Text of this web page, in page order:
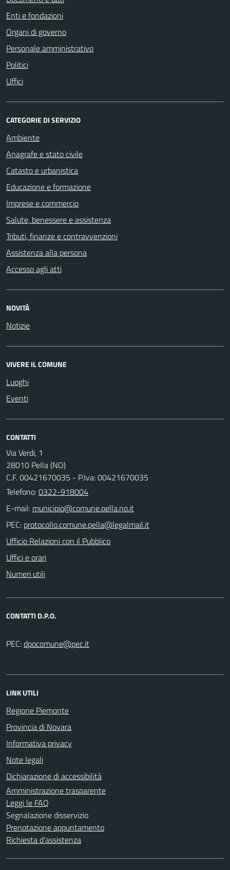
Enti e fondazioni
Organi di governo
Personale amministrativo
Politici
Uffici
CATEGORIE DI SERVIZIO
Ambiente
Anagrafe e stato civile
Catasto e urbanistica
Educazione e formazione
Imprese e commercio
Salute, benessere e assistenza
Tributi, finanze e contravvenzioni
Assistenza alla persona
Accesso agli atti
NOVITÀ
Notizie
VIVERE IL COMUNE
Luoghi
Eventi
CONTATTI
Via Verdi, 1
28010 Pella (NO)
C.F. 00421670035 - P.Iva: 00421670035
Telefono:0322-918004
E-mail:
PEC:
Ufficio Relazioni con il Pubblico
Uffici e orari
Numeri utili
CONTATTI D.P.O.
PEC:
LINK UTILI
Regione Piemonte
Provincia di Novara
Informativa privacy
Note legali
Dichiarazione di accessibilità
Amministrazione trasparente
Leggi le FAQ
Segnalazione disservizio
Prenotazione appuntamento
Richiesta d'assistenza